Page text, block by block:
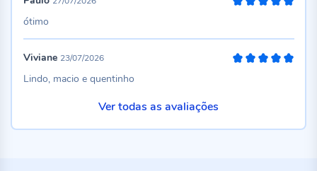
ótimo
Viviane 23/07/2026
Lindo, macio e quentinho
Ver todas as avaliações